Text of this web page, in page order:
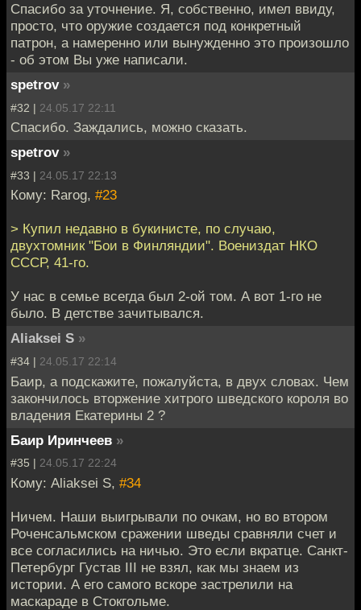
Спасибо за уточнение. Я, собственно, имел ввиду,
просто, что оружие создается под конкретный
патрон, а намеренно или вынужденно это произошло
- об этом Вы уже написали.
spetrov »
#32 | 24.05.17 22:11
Спасибо. Заждались, можно сказать.
spetrov »
#33 | 24.05.17 22:13
Кому: Rarog, #23
> Купил недавно в букинисте, по случаю,
двухтомник "Бои в Финляндии". Воениздат НКО
СССР, 41-го.
У нас в семье всегда был 2-ой том. А вот 1-го не
было. В детстве зачитывался.
Aliaksei S »
#34 | 24.05.17 22:14
Баир, а подскажите, пожалуйста, в двух словах. Чем
закончилось вторжение хитрого шведского короля во
владения Екатерины 2 ?
Баир Иринчеев »
#35 | 24.05.17 22:24
Кому: Aliaksei S, #34
Ничем. Наши выигрывали по очкам, но во втором
Роченсальмском сражении шведы сравняли счет и
все согласились на ничью. Это если вкратце. Санкт-
Петербург Густав III не взял, как мы знаем из
истории. А его самого вскоре застрелили на
маскараде в Стокгольме.